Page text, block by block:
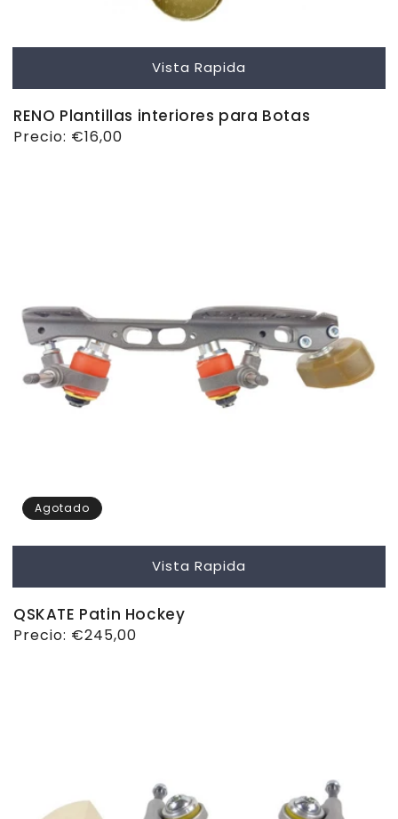
Vista Rapida
RENO Plantillas interiores para Botas
Precio
Precio: €16,00
Agotado
Vista Rapida
QSKATE Patin Hockey
Precio
Precio: €245,00